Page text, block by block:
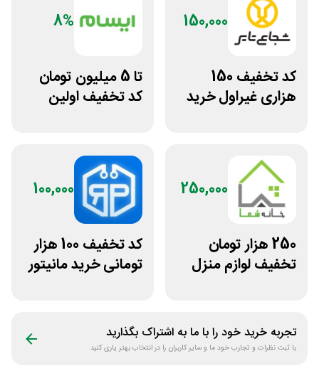
150,000
کد تخفیف 150
هزاری غیراول خرید
8%
تا 5 میلیون تومان
کد تخفیف اولین
250,000
250 هزار تومان
تخفیف لوازم منزل
100,000
کد تخفیف 100 هزار
تومانی خرید مانیتور
تجربه خرید خود را با ما به اشتراک بگذارید
با ثبت نظرات و تجارب خود ما و سایر کاربران را در انتخاب بهتر یاری کنید